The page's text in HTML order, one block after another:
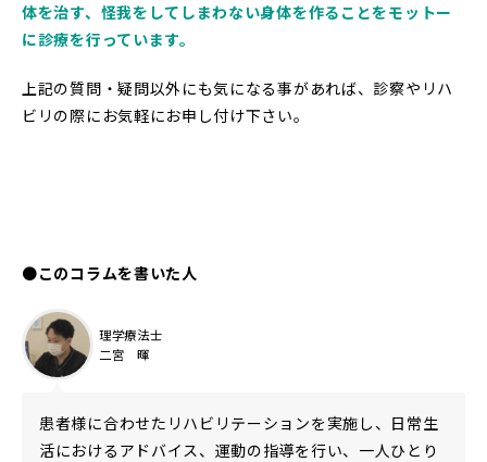
体を治す、怪我をしてしまわない身体を作ることをモットー
に診療を行っています。
上記の質問・疑問以外にも気になる事があれば、診察やリハ
ビリの際にお気軽にお申し付け下さい。
●このコラムを書いた人
理学療法士
二宮 暉
患者様に合わせたリハビリテーションを実施し、日常生
活におけるアドバイス、運動の指導を行い、一人ひとり